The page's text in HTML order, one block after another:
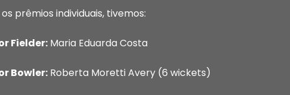
prêmios individuais, tivemos:
Fielder: Maria Eduarda Costa
Bowler: Roberta Moretti Avery (6 wickets)